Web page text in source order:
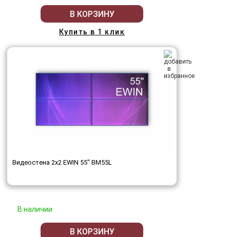
В КОРЗИНУ
Купить в 1 клик
Видеостена 2x2 EWIN 55" BM55L
В наличии
В КОРЗИНУ